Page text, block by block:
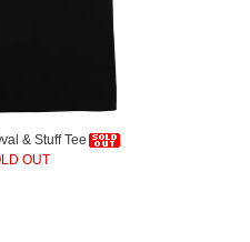
& Stuff Tee
OUT